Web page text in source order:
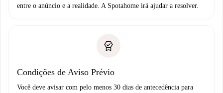
entre o anúncio e a realidade. A Spotahome irá ajudar a resolver.
Condições de Aviso Prévio
Você deve avisar com pelo menos 30 dias de antecedência para